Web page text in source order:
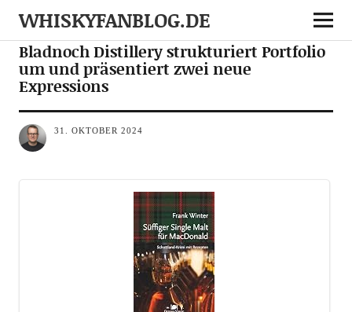
WHISKYFANBLOG.DE
NEWS NOTES
Bladnoch Distillery strukturiert Portfolio
um und präsentiert zwei neue
Expressions
31. OKTOBER 2024